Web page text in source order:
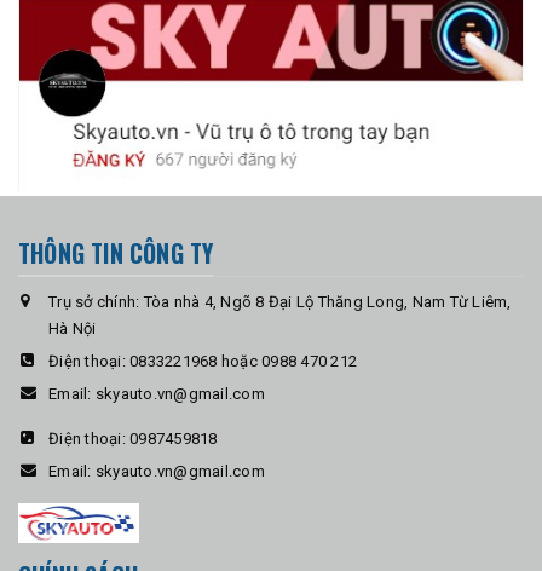
THÔNG TIN CÔNG TY
Trụ sở chính: Tòa nhà 4, Ngõ 8 Đại Lộ Thăng Long, Nam Từ Liêm,
Hà Nội
Điện thoại: 0833221968 hoặc 0988 470 212
Email: skyauto.vn@gmail.com
Điện thoại: 0987459818
Email: skyauto.vn@gmail.com